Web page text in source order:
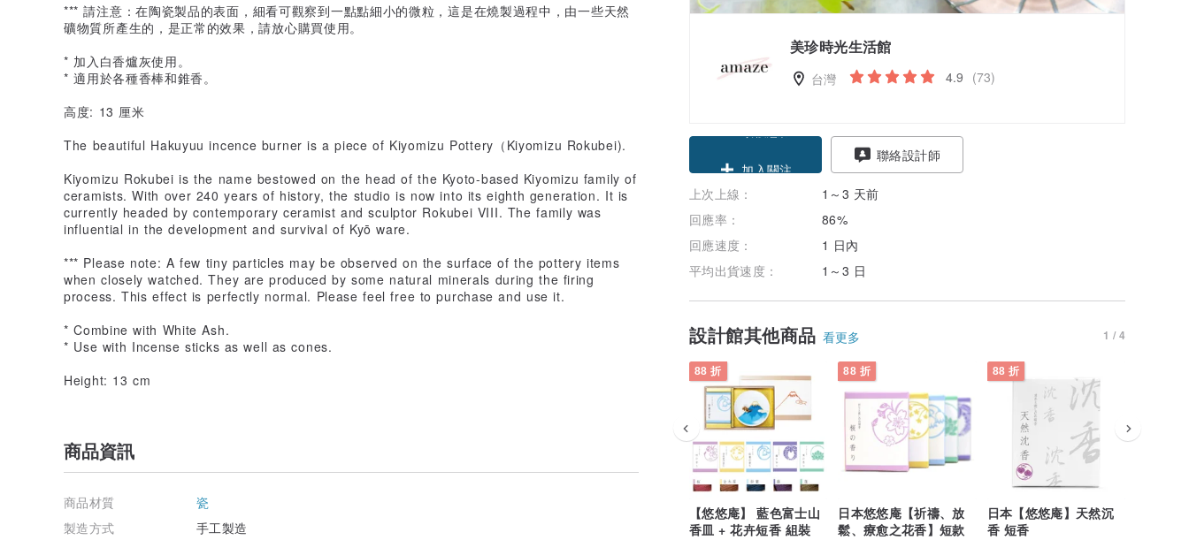
美珍時光生活館
台灣 4.9 (73)
加入關注
聯絡設計師
上次上線：
1～3 天前
回應率：
86%
回應速度：
1 日內
平均出貨速度：
1～3 日
設計館其他商品 看更多 1 / 4
88 折
【悠悠庵】 藍色富士山
香皿 + 花卉短香 組裝
88 折
日本悠悠庵【祈禱、放
鬆、療愈之花香】短款
88 折
日本【悠悠庵】天然沉
香 短香
*** 請注意：在陶瓷製品的表面，細看可觀察到一點點細小的微粒，這是在燒製過程中，由一些天然
礦物質所產生的，是正常的效果，請放心購買使用。
* 加入白香爐灰使用。
* 適用於各種香棒和錐香。
高度: 13 厘米
The beautiful Hakuyuu incence burner is a piece of Kiyomizu Pottery（Kiyomizu Rokubei).
Kiyomizu Rokubei is the name bestowed on the head of the Kyoto-based Kiyomizu family of
ceramists. With over 240 years of history, the studio is now into its eighth generation. It is
currently headed by contemporary ceramist and sculptor Rokubei VIII. The family was
influential in the development and survival of Kyō ware.
*** Please note: A few tiny particles may be observed on the surface of the pottery items
when closely watched. They are produced by some natural minerals during the firing
process. This effect is perfectly normal. Please feel free to purchase and use it.
* Combine with White Ash.
* Use with Incense sticks as well as cones.
Height: 13 cm
商品資訊
商品材質
瓷
製造方式
手工製造